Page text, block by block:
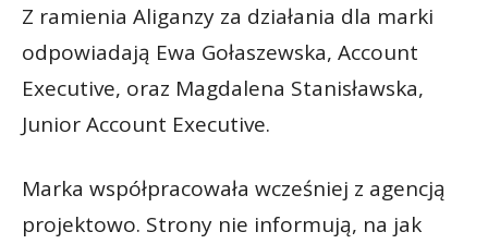
Z ramienia Aliganzy za działania dla marki
odpowiadają Ewa Gołaszewska, Account
Executive, oraz Magdalena Stanisławska,
Junior Account Executive.
Marka współpracowała wcześniej z agencją
projektowo. Strony nie informują, na jak